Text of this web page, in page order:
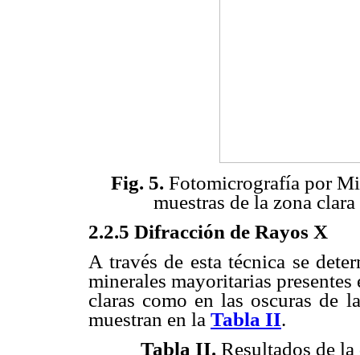
Fig. 5. Fotomicrografía por
muestras de la zona
2.2.5 Difracción de Rayos X
A través de esta técnica se
minerales mayoritarias
claras como en las oscuras de
muestran en la Tabla II.
Tabla II. Resultados de